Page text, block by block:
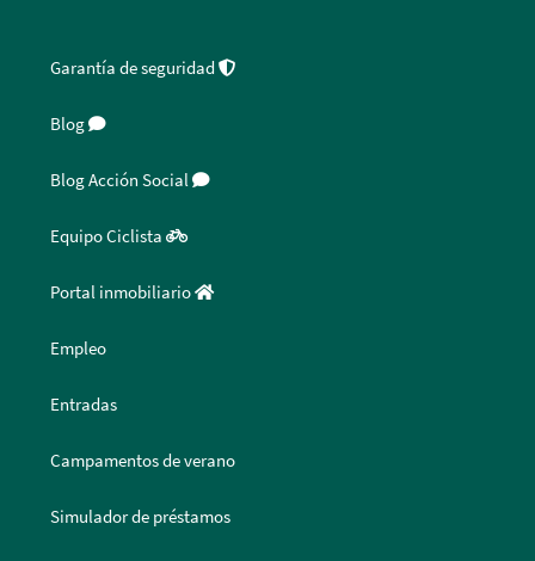
Garantía de seguridad
Blog
Blog Acción Social
Equipo Ciclista
Portal inmobiliario
Empleo
Entradas
Campamentos de verano
Simulador de préstamos